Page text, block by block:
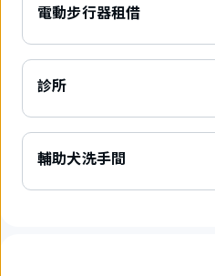
電動步行器租借
診所
輔助犬洗手間